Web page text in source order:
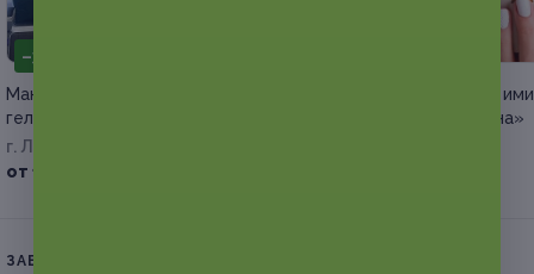
–30%
Маникюр и педикюр с покрытием
гель-лаком от мастера Алевтины
г. Люберцы, Победы пр-т, д. 3
от 1 400 руб.
Маникюр и педикюр в
лаборатории «Персона»
ЗАВЕРШЁННАЯ АКЦИЯ